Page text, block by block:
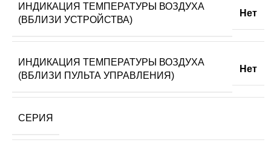
ИНДИКАЦИЯ ТЕМПЕРАТУРЫ ВОЗДУХА
(ВБЛИЗИ УСТРОЙСТВА)
Нет
ИНДИКАЦИЯ ТЕМПЕРАТУРЫ ВОЗДУХА
(ВБЛИЗИ ПУЛЬТА УПРАВЛЕНИЯ)
Нет
СЕРИЯ